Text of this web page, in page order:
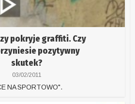
pokryje graffiti. Czy
pozytywny
skutek?
03/02/2011
NA SPORTOWO".